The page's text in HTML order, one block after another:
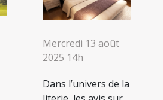
Mercredi 13 août
2025 14h
Dans l’univers de la